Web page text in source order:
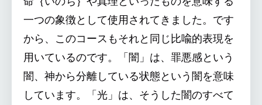
一つの象徴として使用されてきました。です
から、このコースもそれと同じ比喩的表現を
用いているのです。「闇」は、罪悪感という
闇、神から分離している状態という闇を意味
しています。「光」は、そうした闇のすべて